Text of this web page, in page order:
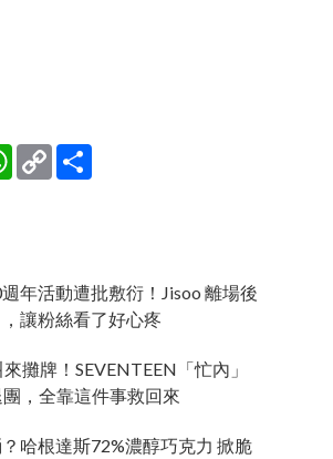
WhatsApp
Copy
Link
年活動遭批敷衍！Jisoo 離場後
，讓粉絲看了好心疼
攤牌！SEVENTEEN「忙內」
，全靠這件事救回來
哈根達斯72%濃醇巧克力 掀脆